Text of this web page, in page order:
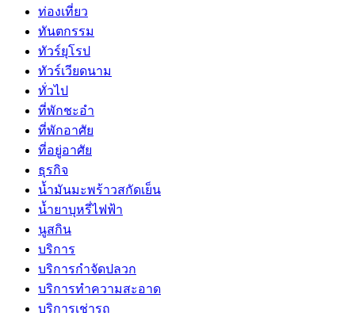
ท่องเที่ยว
ทันตกรรม
ทัวร์ยุโรป
ทัวร์เวียดนาม
ทั่วไป
ที่พักชะอำ
ที่พักอาศัย
ที่อยู่อาศัย
ธุรกิจ
น้ำมันมะพร้าวสกัดเย็น
น้ำยาบุหรี่ไฟฟ้า
นูสกิน
บริการ
บริการกำจัดปลวก
บริการทำความสะอาด
บริการเช่ารถ